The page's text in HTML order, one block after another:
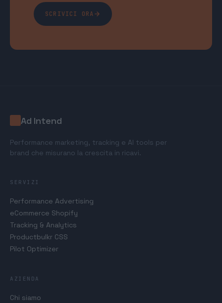
SCRIVICI ORA
Ad Intend
Performance marketing, tracking e AI tools per
brand che misurano la crescita in ricavi.
SERVIZI
Performance Advertising
eCommerce Shopify
Tracking & Analytics
Productbulkr CSS
Pilot Optimizer
AZIENDA
Chi siamo